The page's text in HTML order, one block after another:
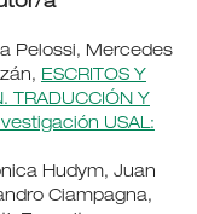
Pelossi, Mercedes
ESCRITOS Y
TRADUCCIÓN Y
USAL:
Hudym, Juan
Ciampagna,